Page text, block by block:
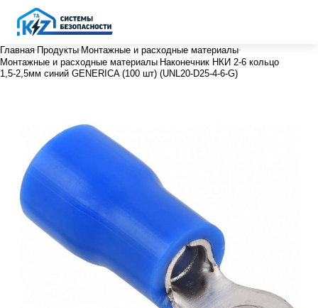
Главная Продукты Монтажные и расходные материалы
Монтажные и расходные материалы Наконечник НКИ 2-6 кольцо
1,5-2,5мм синий GENERICA (100 шт) (UNL20-D25-4-6-G)